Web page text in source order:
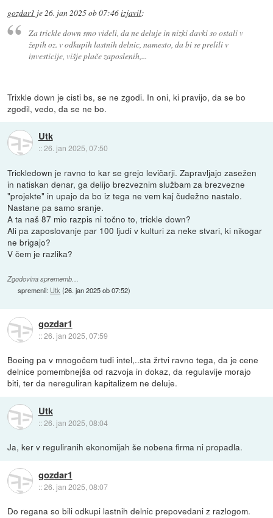
gozdar1 je 26. jan 2025 ob 07:46izjavil:
Za trickle down smo videli, da ne deluje in nizki davki so ostali v
žepih oz. v odkupih lastnih delnic, namesto, da bi se prelili v
investicije, višje plače zaposlenih,...
Trixkle down je cisti bs, se ne zgodi. In oni, ki pravijo, da se bo
zgodil, vedo, da se ne bo.
Utk
::26. jan 2025, 07:50
Trickledown je ravno to kar se grejo levičarji. Zapravljajo zasežen
in natiskan denar, ga delijo brezveznim službam za brezvezne
"projekte" in upajo da bo iz tega ne vem kaj čudežno nastalo.
Nastane pa samo sranje.
A ta naš 87 mio razpis ni točno to, trickle down?
Ali pa zaposlovanje par 100 ljudi v kulturi za neke stvari, ki nikogar
ne brigajo?
V čem je razlika?
Zgodovina sprememb…
spremenil: Utk(26. jan 2025 ob 07:52)
gozdar1
::26. jan 2025, 07:59
Boeing pa v mnogočem tudi intel,..sta žrtvi ravno tega, da je cene
delnice pomembnejša od razvoja in dokaz, da regulavije morajo
biti, ter da nereguliran kapitalizem ne deluje.
Utk
::26. jan 2025, 08:04
Ja, ker v reguliranih ekonomijah še nobena firma ni propadla.
gozdar1
::26. jan 2025, 08:07
Do regana so bili odkupi lastnih delnic prepovedani z razlogom.